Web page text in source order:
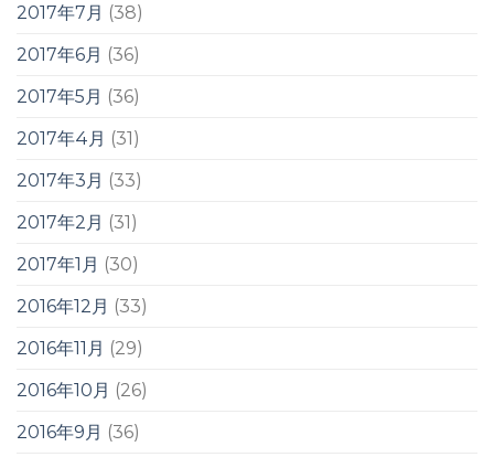
2017年7月 (38)
2017年6月 (36)
2017年5月 (36)
2017年4月 (31)
2017年3月 (33)
2017年2月 (31)
2017年1月 (30)
2016年12月 (33)
2016年11月 (29)
2016年10月 (26)
2016年9月 (36)